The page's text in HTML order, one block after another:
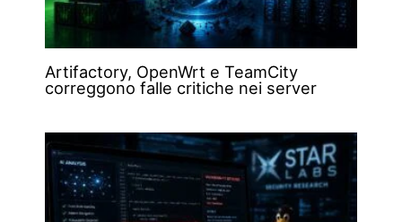
Artifactory, OpenWrt e TeamCity
correggono falle critiche nei server